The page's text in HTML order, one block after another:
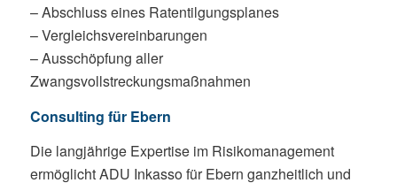
– Abschluss eines Ratentilgungsplanes
– Vergleichsvereinbarungen
– Ausschöpfung aller
Zwangsvollstreckungsmaßnahmen
Consulting für Ebern
Die langjährige Expertise im Risikomanagement
ermöglicht ADU Inkasso für Ebern ganzheitlich und